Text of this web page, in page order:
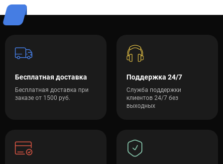
Бесплатная доставка
Бесплатная доставка при
заказе от 1500 руб.
Поддержка 24/7
Служба поддержки
клиентов 24/7 без
выходных